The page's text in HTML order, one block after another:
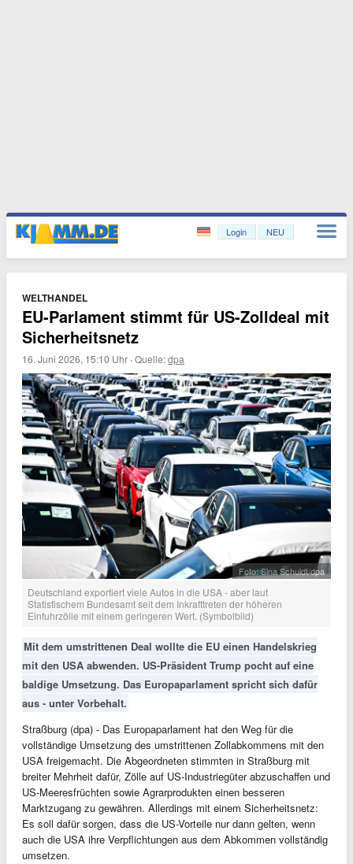
Login NEU
WELTHANDEL
EU-Parlament stimmt für US-Zolldeal mit
Sicherheitsnetz
16. Juni 2026, 15:10 Uhr ·Quelle:dpa
Foto: Sina Schuldt/dpa
Deutschland exportiert viele Autos in die USA - aber laut
Statistischem Bundesamt seit dem Inkrafttreten der höheren
Einfuhrzölle mit einem geringeren Wert. (Symbolbild)
Mit dem umstrittenen Deal wollte die EU einen Handelskrieg
mit den USA abwenden. US-Präsident Trump pocht auf eine
baldige Umsetzung. Das Europaparlament spricht sich dafür
aus - unter Vorbehalt.
Straßburg (dpa) - Das Europaparlament hat den Weg für die
vollständige Umsetzung des umstrittenen Zollabkommens mit den
USA freigemacht. Die Abgeordneten stimmten in Straßburg mit
breiter Mehrheit dafür, Zölle auf US-Industriegüter abzuschaffen und
US-Meeresfrüchten sowie Agrarprodukten einen besseren
Marktzugang zu gewähren. Allerdings mit einem Sicherheitsnetz:
Es soll dafür sorgen, dass die US-Vorteile nur dann gelten, wenn
auch die USA ihre Verpflichtungen aus dem Abkommen vollständig
umsetzen.